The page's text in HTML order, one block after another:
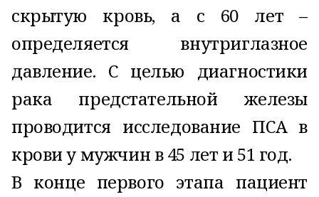
скрытую кровь, а с 60 лет –
определяется внутриглазное
давление. С целью диагностики
рака предстательной железы
проводится исследование ПСА в
крови у мужчин в 45 лет и 51 год.
В конце первого этапа пациент